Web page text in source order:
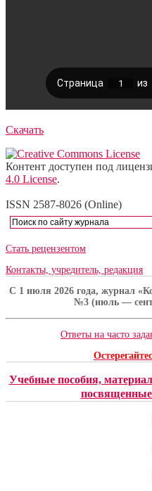
Скачать
Контент доступен под
4.0 License.
ISSN 2587-8026 (Online)
Стать рецензентом
Контакты, учредитель, редакция
C 1 июля 2026 года, журнал
№3 (июль —
Ответы на часто
Учебные пособия,